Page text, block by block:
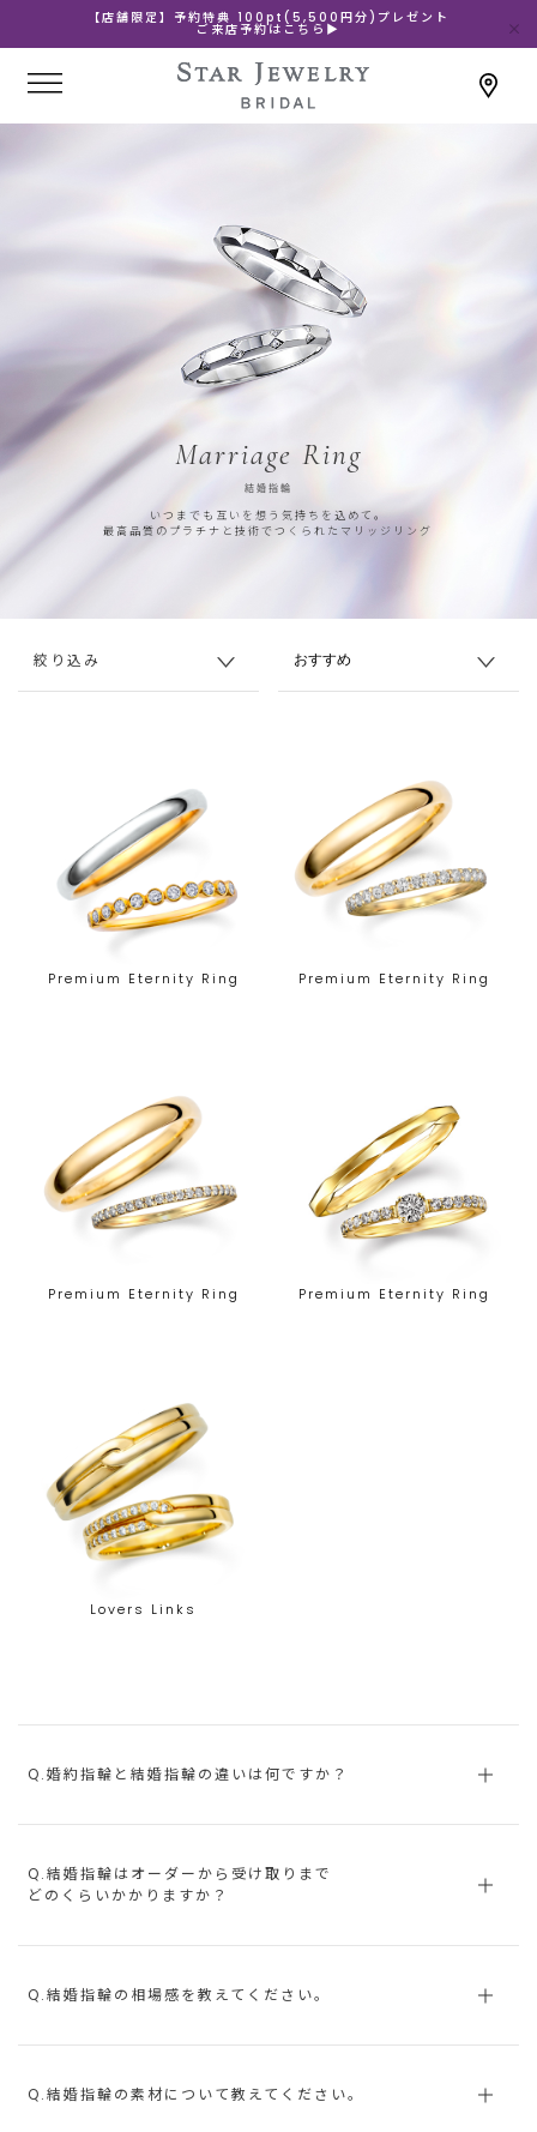
【店舗限定】予約特典 100pt(5,500円分)プレゼント
ご来店予約はこちら▶
Marriage Ring
結婚指輪
いつまでも互いを想う気持ちを込めて。
最高品質のプラチナと技術でつくられたマリッジリング
絞り込み
Premium Eternity Ring Premium Eternity Ring
Premium Eternity Ring Premium Eternity Ring
Lovers Links
Q.婚約指輪と結婚指輪の違いは何ですか？
Q.結婚指輪はオーダーから受け取りまで
どのくらいかかりますか？
Q.結婚指輪の相場感を教えてください。
Q.結婚指輪の素材について教えてください。